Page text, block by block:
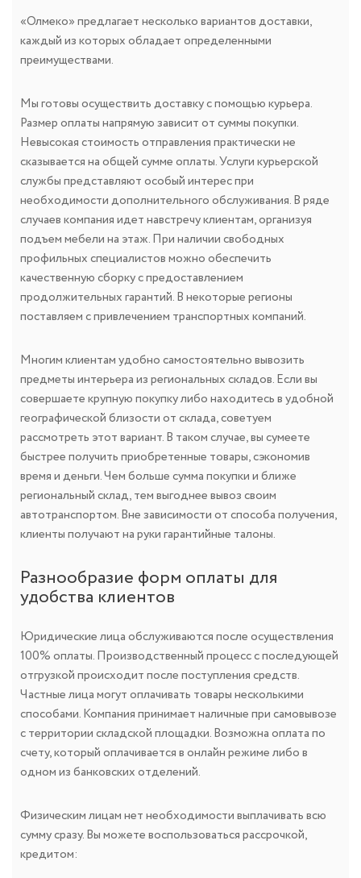
«Олмеко» предлагает несколько вариантов доставки,
каждый из которых обладает определенными
преимуществами.
Мы готовы осуществить доставку с помощью курьера.
Размер оплаты напрямую зависит от суммы покупки.
Невысокая стоимость отправления практически не
сказывается на общей сумме оплаты. Услуги курьерской
службы представляют особый интерес при
необходимости дополнительного обслуживания. В ряде
случаев компания идет навстречу клиентам, организуя
подъем мебели на этаж. При наличии свободных
профильных специалистов можно обеспечить
качественную сборку с предоставлением
продолжительных гарантий. В некоторые регионы
поставляем с привлечением транспортных компаний.
Многим клиентам удобно самостоятельно вывозить
предметы интерьера из региональных складов. Если вы
совершаете крупную покупку либо находитесь в удобной
географической близости от склада, советуем
рассмотреть этот вариант. В таком случае, вы сумеете
быстрее получить приобретенные товары, сэкономив
время и деньги. Чем больше сумма покупки и ближе
региональный склад, тем выгоднее вывоз своим
автотранспортом. Вне зависимости от способа получения,
клиенты получают на руки гарантийные талоны.
Разнообразие форм оплаты для
удобства клиентов
Юридические лица обслуживаются после осуществления
100% оплаты. Производственный процесс с последующей
отгрузкой происходит после поступления средств.
Частные лица могут оплачивать товары несколькими
способами. Компания принимает наличные при самовывозе
с территории складской площадки. Возможна оплата по
счету, который оплачивается в онлайн режиме либо в
одном из банковских отделений.
Физическим лицам нет необходимости выплачивать всю
сумму сразу. Вы можете воспользоваться рассрочкой,
кредитом: